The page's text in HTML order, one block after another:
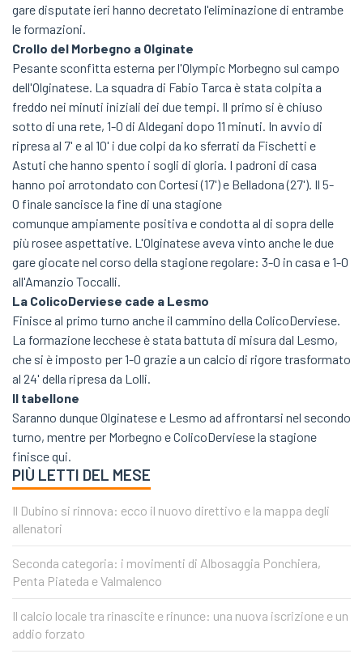
gare disputate ieri hanno decretato l'eliminazione di entrambe
le formazioni.
Crollo del Morbegno a Olginate
Pesante sconfitta esterna per l'Olympic Morbegno sul campo
dell'Olginatese. La squadra di Fabio Tarca è stata colpita a
freddo nei minuti iniziali dei due tempi. Il primo si è chiuso
sotto di una rete, 1-0 di Aldegani dopo 11 minuti. In avvio di
ripresa al 7' e al 10' i due colpi da ko sferrati da Fischetti e
Astuti che hanno spento i sogli di gloria. I padroni di casa
hanno poi arrotondato con Cortesi (17') e Belladona (27'). Il 5-
0 finale sancisce la fine di una stagione
comunque ampiamente positiva e condotta al di sopra delle
più rosee aspettative. L'Olginatese aveva vinto anche le due
gare giocate nel corso della stagione regolare: 3-0 in casa e 1-0
all'Amanzio Toccalli.
La ColicoDerviese cade a Lesmo
Finisce al primo turno anche il cammino della ColicoDerviese.
La formazione lecchese è stata battuta di misura dal Lesmo,
che si è imposto per 1-0 grazie a un calcio di rigore trasformato
al 24' della ripresa da Lolli.
Il tabellone
Saranno dunque Olginatese e Lesmo ad affrontarsi nel secondo
turno, mentre per Morbegno e ColicoDerviese la stagione
finisce qui.
PIÙ LETTI DEL MESE
Il Dubino si rinnova: ecco il nuovo direttivo e la mappa degli
allenatori
Seconda categoria: i movimenti di Albosaggia Ponchiera,
Penta Piateda e Valmalenco
Il calcio locale tra rinascite e rinunce: una nuova iscrizione e un
addio forzato